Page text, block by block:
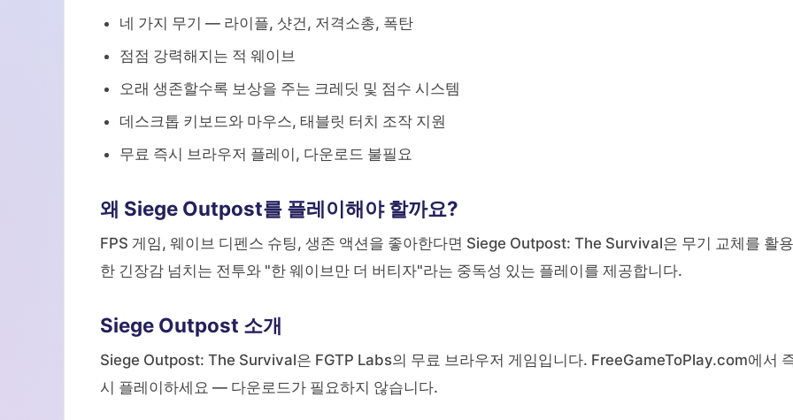
네 가지 무기 — 라이플, 샷건, 저격소총, 폭탄
점점 강력해지는 적 웨이브
오래 생존할수록 보상을 주는 크레딧 및 점수 시스템
데스크톱 키보드와 마우스, 태블릿 터치 조작 지원
무료 즉시 브라우저 플레이, 다운로드 불필요
왜 Siege Outpost를 플레이해야 할까요?
FPS 게임, 웨이브 디펜스 슈팅, 생존 액션을 좋아한다면 Siege Outpost: The Survival은 무기 교체를 활용
한 긴장감 넘치는 전투와 "한 웨이브만 더 버티자"라는 중독성 있는 플레이를 제공합니다.
Siege Outpost 소개
Siege Outpost: The Survival은 FGTP Labs의 무료 브라우저 게임입니다. FreeGameToPlay.com에서
시 플레이하세요 — 다운로드가 필요하지 않습니다.